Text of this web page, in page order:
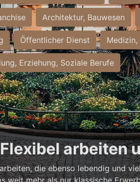
Architektur, Bauwesen
Öffentlicher Dienst Medizin,
Erziehung, Soziale Berufe
arbeiten
die ebenso lebendig und